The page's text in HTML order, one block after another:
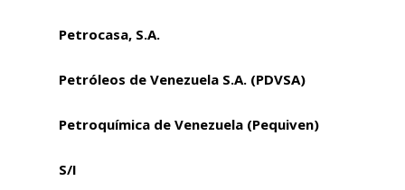
Petrocasa, S.A.
Petróleos de Venezuela S.A. (PDVSA)
Petroquímica de Venezuela (Pequiven)
S/I